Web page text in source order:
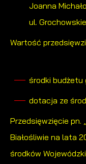
Joanna
ul.
Wartość
środki budżetu
dotacja ze
Przedsięwzięcie pn.
Białośliwie na lata
środków